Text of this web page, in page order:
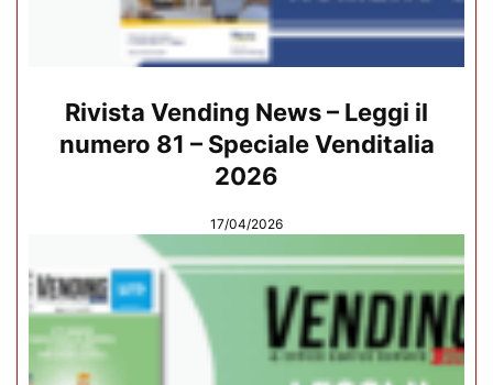
Rivista Vending News – Leggi il
numero 81 – Speciale Venditalia
2026
17/04/2026